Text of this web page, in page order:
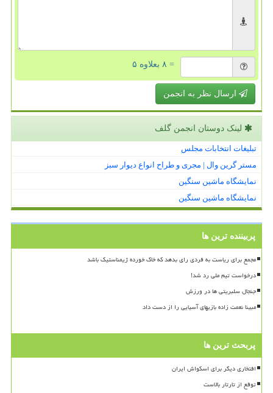
= ۸ بعلاوه ۵
ارسال نظر به انجمن
لینک دوستان انجمن گلف
تبلیغات انتخابات مجلس
مستر گرین وال | مجری و طراح انواع دیوار سبز
نمایشگاه ماشین سنگین
نمایشگاه ماشین سنگین
پربیننده ترین ها
مجمع برای ریاست به فردی رای بدهد که خاک خورده ژیمناستیک باشد
درخواست تیم ملی رد شد!
جنجال سلبریتی ها در ورزش
مبینا نعمت زاده بازیهای آسیایی را از دست داد
پربحث ترین ها
افتخاری دیگر برای اسکواش ایران
توقع از تارتار بالاست